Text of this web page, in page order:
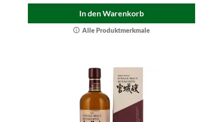
In den Warenkorb
Alle Produktmerkmale